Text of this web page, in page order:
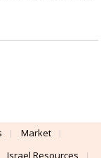
Market
Israel Resources